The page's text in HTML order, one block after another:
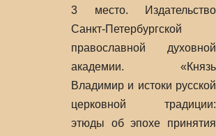
3 место. Издательство
Санкт-Петербургской
православной духовной
академии. «Князь
Владимир и истоки русской
церковной традиции:
этюды об эпохе принятия